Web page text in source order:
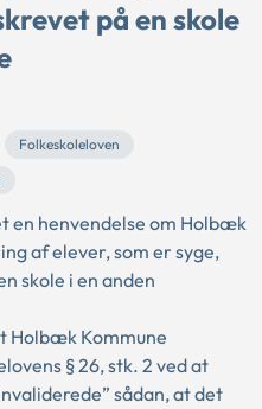
på en skole
Folkeskoleloven
en henvendelse om Holbæk
af elever, som er syge,
skole i en anden
Holbæk Kommune
§ 26, stk. 2 ved at
sådan, at det